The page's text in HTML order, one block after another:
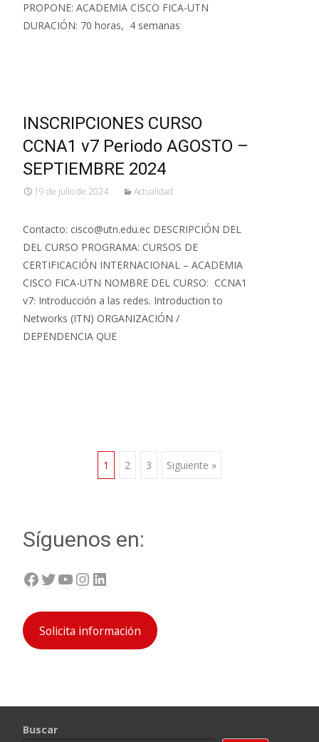
PROPONE: ACADEMIA CISCO FICA-UTN
DURACIÓN: 70 horas, 4 semanas
INSCRIPCIONES CURSO
CCNA1 v7 Periodo AGOSTO –
SEPTIEMBRE 2024
19 de julio de 2024 Actualidad
Contacto: cisco@utn.edu.ec DESCRIPCIÓN DEL
DEL CURSO PROGRAMA: CURSOS DE
CERTIFICACIÓN INTERNACIONAL – ACADEMIA
CISCO FICA-UTN NOMBRE DEL CURSO: CCNA1
v7: Introducción a las redes. Introduction to
Networks (ITN) ORGANIZACIÓN /
DEPENDENCIA QUE
Navegación
entradas
1 2 3 Siguiente »
Síguenos en:
Facebook Twitter YouTube InstagramLinkedIn
Solicita información
Buscar